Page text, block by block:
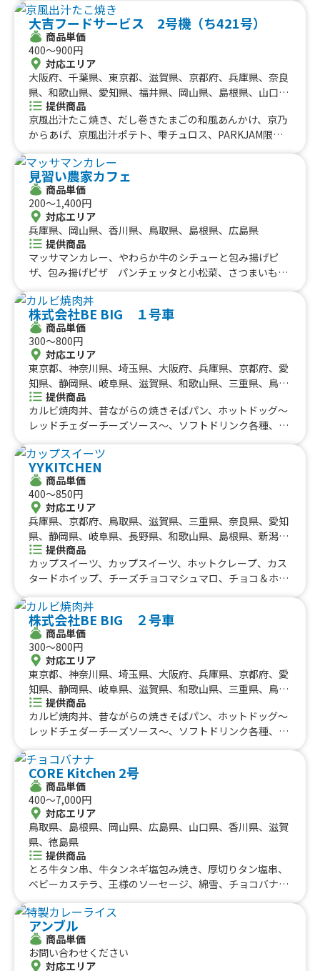
ージーパイ、フランクフルト、ソフトドリンク、ダージー
パイ、かき氷、チーズボール、チーズドック、ダージーパ
イ、三田牛メンチカツ、三田牛コロッケ、フランクフル
ト、チーズハットグ、チーズボール、ポテトチーズハット
グ、チーズハットグ、チーズボール、三田牛メンチカツ、
三田牛コロッケ、フランクフルト、牛串（牛タン、牛ハラ
ミ、牛カルビ）三田牛（メンチカツ、コロッケ）チーズハ
ットグ、チーズボール、フランクフルト、フライドポテ
ト、ダージーパイ、アルコール、牛串（牛タン、牛ハラ
ミ、牛カルビ）三田牛（メンチカツ、コロッケ）チーズハ
ットグ、チーズボール、フランクフルト、ポテト、ドリン
ク（アルコール）、三田牛メンチカツ、三田牛コロッケセ
ット、①トルティーヤ（タコス、ジャークチキン、プルコ
ギ、ドック）②ドリンク（アルコール、ソフトドリンク
等）、ボリューム弁当
大吉フードサービス 2号機（ち421号）
商品単価
400〜900円
対応エリア
大阪府、千葉県、東京都、滋賀県、京都府、兵庫県、奈良
県、和歌山県、愛知県、福井県、岡山県、島根県、山口
県、徳島県、香川県、愛媛県、岩手県、宮城県、神奈川
県、栃木県、群馬県、石川県、長野県、静岡県、三重県、
岐阜県、鳥取県
提供商品
京風出汁たこ焼き、だし巻きたまごの和風あんかけ、京乃
からあげ、京風出汁ポテト、雫チュロス、PARKJAM限
ト、アイスブリュレクレープ、黄桃氷、大吉からあげ、削
りマンゴー、いちご氷、かき氷、からあげ弁当、大吉から
あげ丼、とろとろ杏仁豆腐、台湾からあげ、ジーロー飯、
ルーロー飯、トロトロ豚バラ軟骨角煮飯、チキンオーバー
ライス、鶏皮せんべい、MAXポテト、中津からあげ
見習い農家カフェ
商品単価
200〜1,400円
対応エリア
兵庫県、岡山県、香川県、鳥取県、島根県、広島県
提供商品
マッサマンカレー、やわらか牛のシチューと包み揚げピ
ザ、包み揚げピザ パンチェッタと小松菜、さつまいもチ
み揚げピザサンド、芋屋が作る本気のさつまいもかき氷、
自家製シロップのふわふわかき氷 岡山白桃、自家製シロ
ップのふわふわかき氷 いちご、自家製シロップのふわふ
わかき氷 マンゴー、包み揚げピザ マルゲリータ、包み
揚げピザ スパイシーメキシカン、包み揚げピザ はちみ
つチーズ、冷やし焼き芋 金蜜芋 輪切り(40g〜50g)、幻
のさつまいもラテ ICE、幻のさつまいもラテ HOT
株式会社BE BIG １号車
商品単価
300〜800円
対応エリア
東京都、神奈川県、埼玉県、大阪府、兵庫県、京都府、愛
知県、静岡県、岐阜県、滋賀県、和歌山県、三重県、鳥取
県、島根県、岡山県、広島県、徳島県、香川県、愛媛県、
高知県
提供商品
カルビ焼肉丼、昔ながらの焼きそばパン、ホットドッグ〜
レッドチェダーチーズソース〜、ソフトドリンク各種、フ
ルコール類、昔ながらの屋台ラーメン、スパイシーカレ
ー、炙りロース串、じゃんぼ焼き鳥、大盛り焼きそば、炙
りハーブフランク、みたらし団子、肉巻きおにぎり、にん
にく醤油から揚げ、霜降り牛串、大阪名物 揚げたこ焼
き、ロングポテト
YYKITCHEN
商品単価
400〜850円
対応エリア
兵庫県、京都府、鳥取県、滋賀県、三重県、奈良県、愛知
県、静岡県、岐阜県、長野県、和歌山県、島根県、新潟
県、福井県、山梨県、東京都、神奈川県、埼玉県、栃木
県、茨城県
提供商品
カップスイーツ、カップスイーツ、ホットクレープ、カス
タードホイップ、チーズチョコマシュマロ、チョコ＆ホイ
ホイップ、マンゴー生クリーム、レインボーかき氷、かき
氷、みかんパフェ、チョコバナナパフェ、苺バナナ、苺カ
スタード、苺クリーム、はちみつチーズクリーム、モンブ
ランクレープ、ブルーベリーチーズ、バナナクリーム、こ
がしマシュマロ、みかんクレープ、抹茶バナナクリーム、
ブルーハワイアイス氷、スイカキ氷、ティラミス、パフェ
アイス、レインボーアイス氷、チョコバナナカスタード、
ワイワイクレープ、アイスクレープ、ブルーベリークリー
ム、ストロベリークリーム、シュガーバター、抹茶クリー
株式会社BE BIG ２号車
商品単価
300〜800円
対応エリア
東京都、神奈川県、埼玉県、大阪府、兵庫県、京都府、愛
知県、静岡県、岐阜県、滋賀県、和歌山県、三重県、鳥取
県、島根県、岡山県、広島県、徳島県、香川県、愛媛県、
高知県
提供商品
カルビ焼肉丼、昔ながらの焼きそばパン、ホットドッグ〜
レッドチェダーチーズソース〜、ソフトドリンク各種、フ
ルコール類、昔ながらの屋台ラーメン、スパイシーカレ
ー、炙りロース串、じゃんぼ焼き鳥、大盛り焼きそば、炙
りハーブフランク、みたらし団子、肉巻きおにぎり、にん
にく醤油から揚げ、霜降り牛串、大阪名物 揚げたこ焼
き、ロングポテト
CORE Kitchen 2号
商品単価
400〜7,000円
対応エリア
鳥取県、島根県、岡山県、広島県、山口県、香川県、滋賀
県、徳島県
提供商品
とろ牛タン串、牛タンネギ塩包み焼き、厚切りタン塩串、
ベビーカステラ、王様のソーセージ、綿雪、チョコバナ
ス、もっちりロングポテト、チーズハットグ、肉巻きおに
ぎり棒、瀬戸内レモン唐揚げ、カルビ焼きそば、プルコギ
丼、広島焼き、ずわい天、生搾りモンブラン
アンブル
商品単価
お問い合わせください
対応エリア